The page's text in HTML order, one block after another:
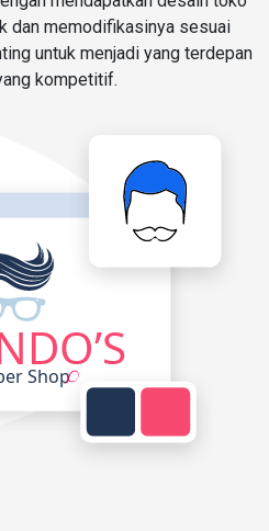
dan memodifikasinya sesuai
untuk menjadi yang terdepan
kompetitif.